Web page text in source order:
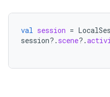
val session =
session?. scene?.